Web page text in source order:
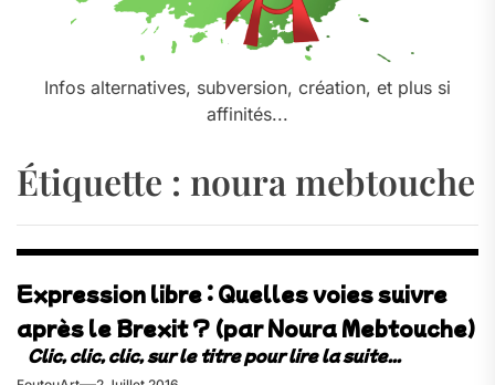
Infos alternatives, subversion, création, et plus si
affinités...
Étiquette : noura mebtouche
Expression libre : Quelles voies suivre
après le Brexit ? (par Noura Mebtouche)